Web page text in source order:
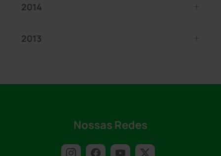
2014
2013
Nossas Redes